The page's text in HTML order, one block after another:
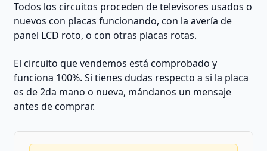
Todos los circuitos proceden de televisores usados o
nuevos con placas funcionando, con la avería de
panel LCD roto, o con otras placas rotas.
El circuito que vendemos está comprobado y
funciona 100%. Si tienes dudas respecto a si la placa
es de 2da mano o nueva, mándanos un mensaje
antes de comprar.